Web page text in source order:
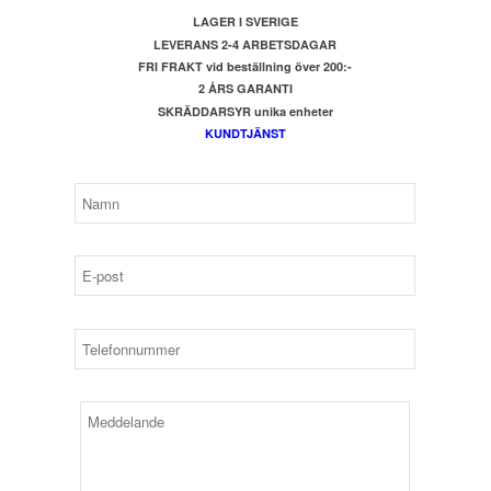
LAGER I SVERIGE
LEVERANS 2-4 ARBETSDAGAR
FRI FRAKT vid beställning över 200:-
2 ÅRS GARANTI
SKRÄDDARSYR unika enheter
KUNDTJÄNST